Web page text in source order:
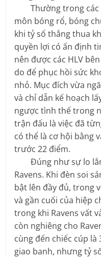
Thường trong các
môn bóng rổ, bóng
khi tỷ số thắng thua
quyền lợi có ấn định
nên được các HLV
do để phục hồi sức
nhỏ. Mục đích vừa
và chỉ dẫn kế hoạch
ngược tình thế trong
trận đấu là việc đã
có thể là cơ hội bằng
trước 22 điểm.
Đúng như sự lo
Ravens. Khi đèn soi
bật lên đầy đủ, trong
và gần cuối của hiệp
trong khi Ravens vất
còn nghiêng cho
cùng đến chiếc cúp là
giao banh, nhưng tỷ